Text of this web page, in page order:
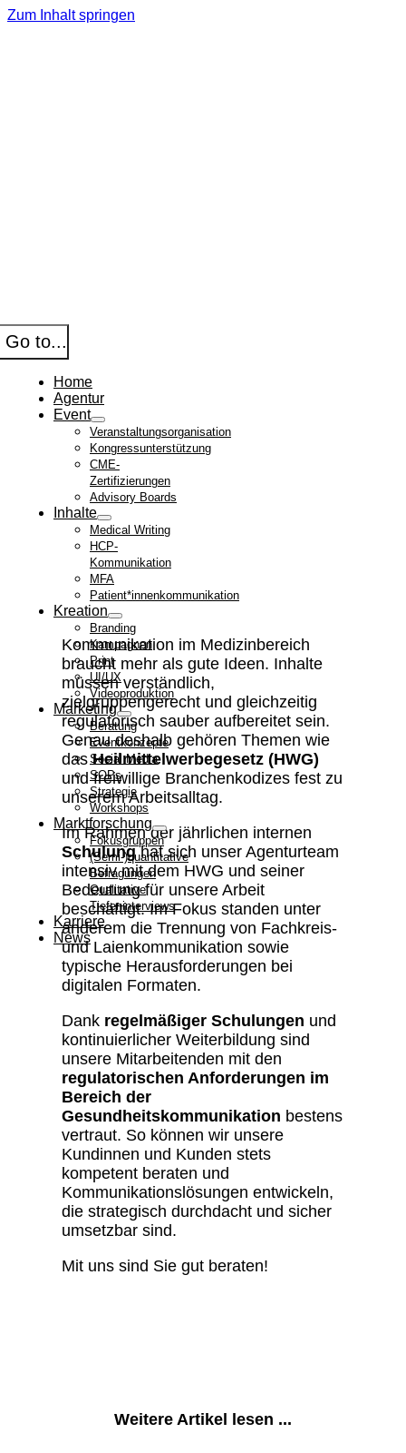
Zum Inhalt springen
Go to...
Home
Agentur
Event
Veranstaltungsorganisation
Kongressunterstützung
CME-
Zertifizierungen
Advisory Boards
Inhalte
Medical Writing
HCP-
Kommunikation
MFA
Patient*innenkommunikation
Kreation
Branding
Kampagnen
Print
UI/UX
Videoproduktion
Marketing
Beratung
Eventkonzepte
Social Media
SOPs
Strategie
Workshops
Marktforschung
Fokusgruppen
(Semi-)quantitative
Befragungen
Qualitative
Tiefeninterviews
Karriere
News
Kommunikation im Medizinbereich
braucht mehr als gute Ideen. Inhalte
müssen verständlich,
zielgruppengerecht und gleichzeitig
regulatorisch sauber aufbereitet sein.
Genau deshalb gehören Themen wie
dasHeilmittelwerbegesetz (HWG)
und freiwillige Branchenkodizes fest zu
unserem Arbeitsalltag.
Im Rahmen der jährlichen internen
Schulunghat sich unser Agenturteam
intensiv mit dem HWG und seiner
Bedeutung für unsere Arbeit
beschäftigt. Im Fokus standen unter
anderem die Trennung von Fachkreis-
und Laienkommunikation sowie
typische Herausforderungen bei
digitalen Formaten.
Dank regelmäßiger Schulungen und
kontinuierlicher Weiterbildung sind
unsere Mitarbeitenden mit den
regulatorischen Anforderungen im
Bereich der
Gesundheitskommunikation bestens
vertraut. So können wir unsere
Kundinnen und Kunden stets
kompetent beraten und
Kommunikationslösungen entwickeln,
die strategisch durchdacht und sicher
umsetzbar sind.
Mit uns sind Sie gut beraten!
Weitere Artikel lesen ...